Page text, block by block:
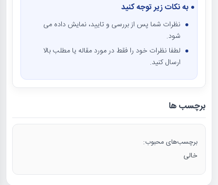
به نکات زیر توجه کنید
نظرات شما پس از بررسی و تایید، نمایش داده می
شود.
لطفا نظرات خود را فقط در مورد مقاله یا مطلب بالا
ارسال کنید.
برچسب ها
برچسب‌های محبوب:
خالی